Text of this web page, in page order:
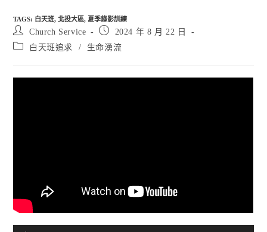
TAGS: 白天班, 北投大區, 夏季錄影訓練
Post
author:
Church Service
Post
published:
2024 年 8 月 22 日
Post
白天班追求 / 生命湧流